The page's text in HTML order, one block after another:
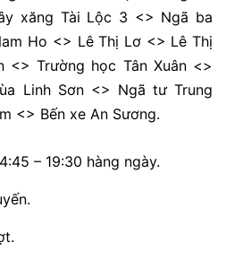
xăng Tài Lộc 3 <> Ngã ba
Ho <> Lê Thị Lơ <> Lê Thị
<> Trường học Tân Xuân <>
Linh Sơn <> Ngã tư Trung
<> Bến xe An Sương.
4:45 – 19:30 hàng ngày.